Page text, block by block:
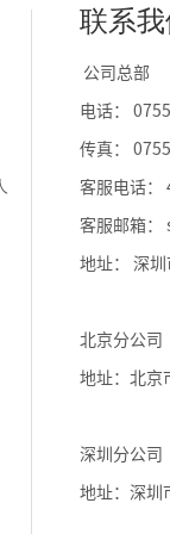
联系
公司总部
电话：
传真：
客服电话：
客服邮箱
地址： 深
北京分公司
地址：北京
深圳分公司
地址：深圳